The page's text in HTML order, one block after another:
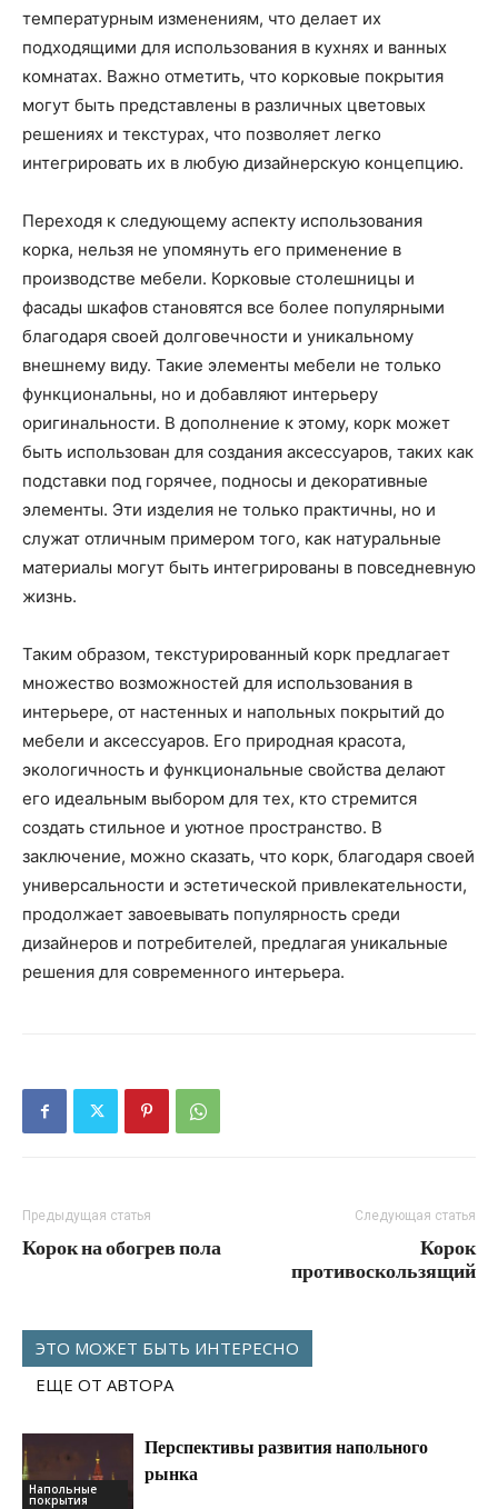
температурным изменениям, что делает их
подходящими для использования в кухнях и ванных
комнатах. Важно отметить, что корковые покрытия
могут быть представлены в различных цветовых
решениях и текстурах, что позволяет легко
интегрировать их в любую дизайнерскую концепцию.
Переходя к следующему аспекту использования
корка, нельзя не упомянуть его применение в
производстве мебели. Корковые столешницы и
фасады шкафов становятся все более популярными
благодаря своей долговечности и уникальному
внешнему виду. Такие элементы мебели не только
функциональны, но и добавляют интерьеру
оригинальности. В дополнение к этому, корк может
быть использован для создания аксессуаров, таких как
подставки под горячее, подносы и декоративные
элементы. Эти изделия не только практичны, но и
служат отличным примером того, как натуральные
материалы могут быть интегрированы в повседневную
жизнь.
Таким образом, текстурированный корк предлагает
множество возможностей для использования в
интерьере, от настенных и напольных покрытий до
мебели и аксессуаров. Его природная красота,
экологичность и функциональные свойства делают
его идеальным выбором для тех, кто стремится
создать стильное и уютное пространство. В
заключение, можно сказать, что корк, благодаря своей
универсальности и эстетической привлекательности,
продолжает завоевывать популярность среди
дизайнеров и потребителей, предлагая уникальные
решения для современного интерьера.
Предыдущая статья
Корок на обогрев пола
Следующая статья
Корок
противоскользящий
ЭТО МОЖЕТ БЫТЬ ИНТЕРЕСНО
ЕЩЕ ОТ АВТОРА
Напольные
покрытия
Перспективы развития напольного
рынка